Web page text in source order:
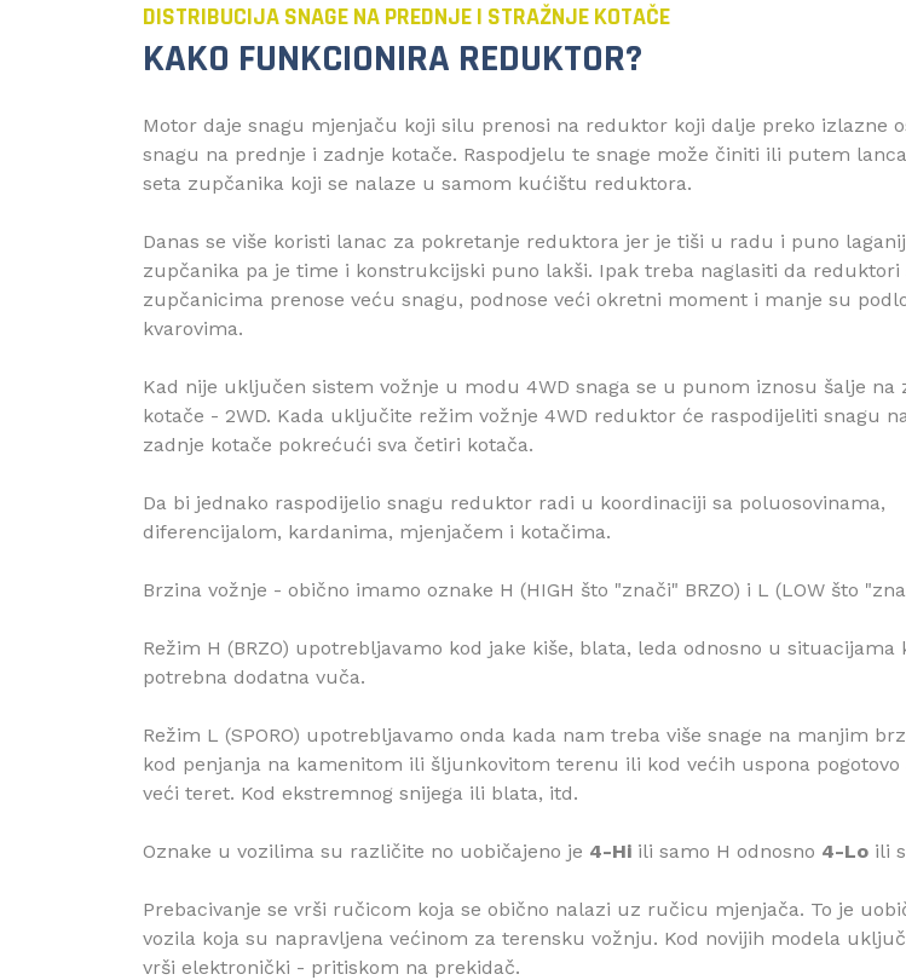
DISTRIBUCIJA SNAGE NA PREDNJE I STRAŽNJE KOTAČE
KAKO FUNKCIONIRA REDUKTOR?
Motor daje snagu mjenjaču koji silu prenosi na reduktor koji dalje preko izlazne
snagu na prednje i zadnje kotače. Raspodjelu te snage može činiti ili putem
seta zupčanika koji se nalaze u samom kućištu reduktora.
Danas se više koristi lanac za pokretanje reduktora jer je tiši u radu i puno
zupčanika pa je time i konstrukcijski puno lakši. Ipak treba naglasiti da reduktori
zupčanicima prenose veću snagu, podnose veći okretni moment i manje su
kvarovima.
Kad nije uključen sistem vožnje u modu 4WD snaga se u punom iznosu šalje na
kotače - 2WD. Kada uključite režim vožnje 4WD reduktor će raspodijeliti snagu
zadnje kotače pokrećući sva četiri kotača.
Da bi jednako raspodijelio snagu reduktor radi u koordinaciji sa poluosovinama,
diferencijalom, kardanima, mjenjačem i kotačima.
Brzina vožnje - obično imamo oznake H (HIGH što "znači" BRZO) i L (LOW što
Režim H (BRZO) upotrebljavamo kod jake kiše, blata, leda odnosno u situacijama
potrebna dodatna vuča.
Režim L (SPORO) upotrebljavamo onda kada nam treba više snage na manjim
kod penjanja na kamenitom ili šljunkovitom terenu ili kod većih uspona pogotovo
veći teret. Kod ekstremnog snijega ili blata, itd.
Oznake u vozilima su različite no uobičajeno je 4-Hi ili samo H odnosno 4-Lo ili
Prebacivanje se vrši ručicom koja se obično nalazi uz ručicu mjenjača. To je
vozila koja su napravljena većinom za terensku vožnju. Kod novijih modela
vrši elektronički - pritiskom na prekidač.